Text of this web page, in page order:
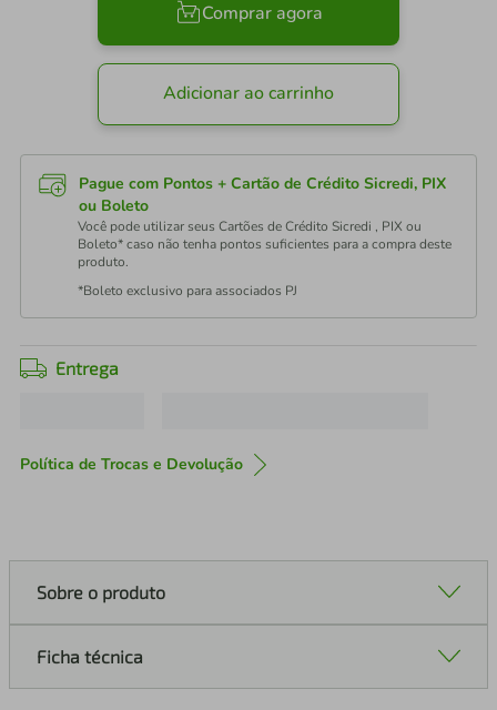
Comprar agora
Adicionar ao carrinho
Pague com Pontos + Cartão de Crédito Sicredi, PIX
ou Boleto
Você pode utilizar seus Cartões de Crédito Sicredi , PIX ou
Boleto* caso não tenha pontos suficientes para a compra deste
produto.
*Boleto exclusivo para associados PJ
Entrega
Política de Trocas e Devolução
Sobre o produto
Ficha técnica